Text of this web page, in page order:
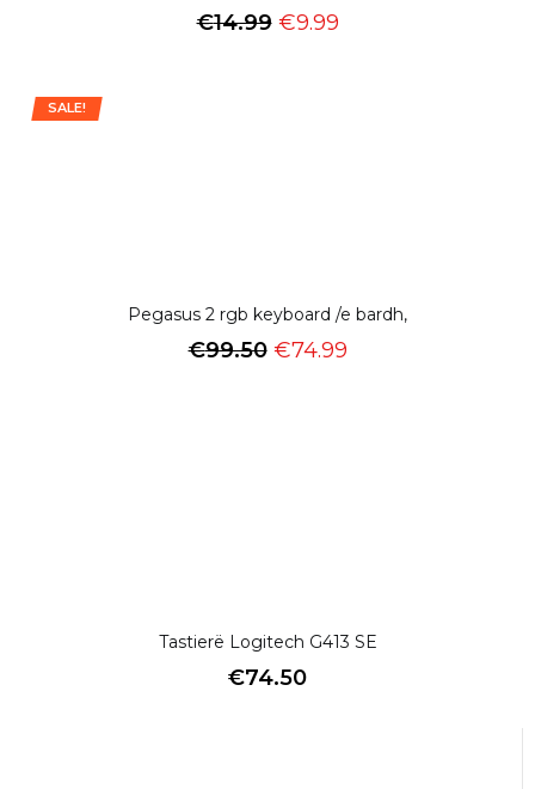
€14.99 €9.99
Pegasus 2 rgb keyboard /e bardh,
€99.50 €74.99
SALE!
Tastierë Logitech G413 SE
€74.50